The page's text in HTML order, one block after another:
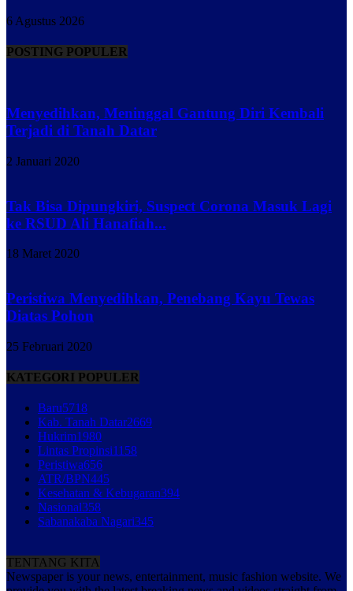
6 Agustus 2026
POSTING POPULER
Menyedihkan, Meninggal Gantung Diri Kembali
Terjadi di Tanah Datar
2 Januari 2020
Tak Bisa Dipungkiri, Suspect Corona Masuk Lagi
ke RSUD Ali Hanafiah...
18 Maret 2020
Peristiwa Menyedihkan, Penebang Kayu Tewas
Diatas Pohon
25 Februari 2020
KATEGORI POPULER
Baru5718
Kab. Tanah Datar2669
Hukrim1980
Lintas Propinsi1158
Peristiwa656
ATR/BPN445
Kesehatan & Kebugaran394
Nasional358
Sabanakaba Nagari345
TENTANG KITA
Newspaper is your news, entertainment, music fashion website. We